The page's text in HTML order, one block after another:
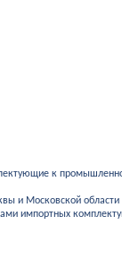
к
и Московской
импортных